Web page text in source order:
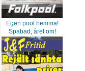
Egen pool hemma!
Spabad, året om!